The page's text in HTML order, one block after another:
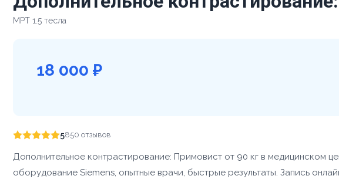
МРТ 1.5 тесла
18 000 ₽
5850 отзывов
Дополнительное контрастирование: Примовист от 90 кг в медицинском
оборудование Siemens, опытные врачи, быстрые результаты. Запись